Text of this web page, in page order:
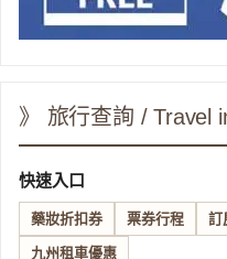
》 旅行查詢 / Travel
快速入口
藥妝折扣券 票券行程 訂
九州租車優惠